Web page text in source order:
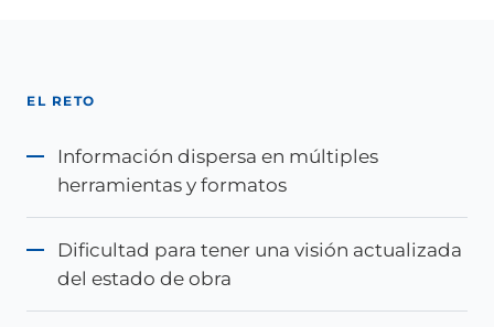
EL RETO
Información dispersa en múltiples
herramientas y formatos
Dificultad para tener una visión actualizada
del estado de obra